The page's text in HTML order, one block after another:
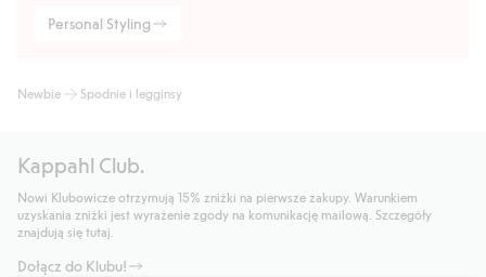
Personal Styling
Newbie Spodnie i legginsy
Kappahl Club.
Nowi Klubowicze otrzymują 15% zniżki na pierwsze zakupy. Warunkiem
uzyskania zniżki jest wyrażenie zgody na komunikację mailową. Szczegóły
znajdują się tutaj.
Dołącz do Klubu!